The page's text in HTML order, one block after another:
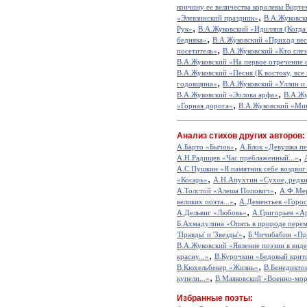
кончину ее величества королевы
«Элевзинский праздник»,
Рук», В.А.Жуковский «Идиллия
бедняка», В.А.Жуковский «Приход
посетитель», В.А.Жуковский «Кто
В.А.Жуковский «На первое отречение
В.А.Жуковский «Песня (К востоку, все
годовщина», В.А.Жуковский «Уллин и
В.А.Жуковский «Эолова арфа»,
«Горная дорога», В.А.Жуковский
Анализ стихов других авторов:
А.Барто «Бычок», А.Блок «Девушка
А.Н.Радищев «Час преблаженный...»,
А.С.Пушкин «Я памятник себе
«Косарь», А.Н.Апухтин «Сухие,
А.Толстой «Алеша Попович»,
великих поэта...», А.Дементьев
А.Дельвиг «Любовь», А.Григорьев
Б.Ахмадулина «Опять в природе
'Правды' и 'Звезды'», Б.Чичибабин
В.А.Жуковский «Явление поэзии в
красну...», В.Курочкин «Бедовый
В.Кюхельбекер «Жизнь»,
купели...», В.Маяковский «Военно-
Избранные поэты: